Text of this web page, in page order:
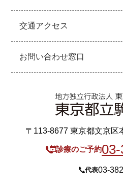
交通アクセス
お問い合わせ窓口
〒113-8677 東京都文京区
診療のご予約
代表03-